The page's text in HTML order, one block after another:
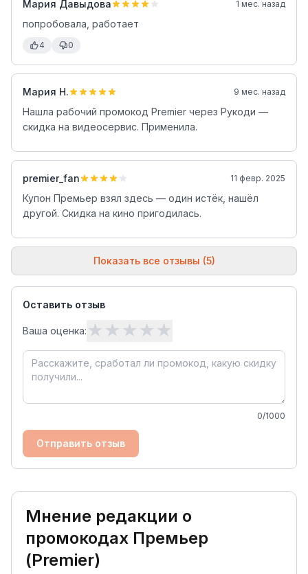
Мария Давыдова 1 мес. назад
попробовала, работает
4 0
Мария Н. 9 мес. назад
Нашла рабочий промокод Premier через Рукоди —
скидка на видеосервис. Применила.
premier_fan 11 февр. 2025
Купон Премьер взял здесь — один истёк, нашёл
другой. Скидка на кино пригодилась.
Показать все отзывы (5)
Оставить отзыв
Ваша оценка: ★ ★ ★ ★ ★
0/1000
Отправить отзыв
Мнение редакции о
промокодах Премьер
(Premier)